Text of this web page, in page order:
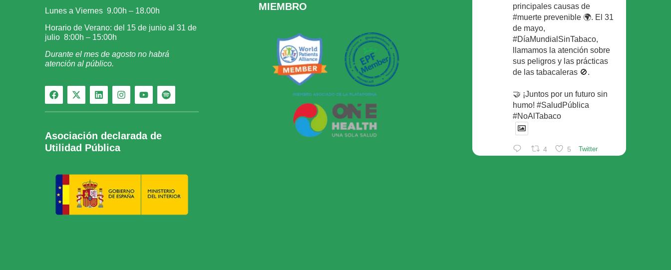
Lunes a Viernes 9.00h – 18.00h
Horario de Verano: del 15 de junio al 31 de
julio 8:00h – 15:00h
Durante el mes de agosto no habrá
atención al público.
Asociación declarada de
Utilidad Pública
MIEMBRO
principales causas de
#muerte prevenible 🌍. El 31
de mayo,
#DíaMundialSinTabaco,
llamamos la atención sobre
sus peligros y las prácticas
de las tabacaleras 🚫.
🤝 ¡Juntos por un futuro sin
humo! #SaludPública
#NoAlTabaco
4 5 Twitter